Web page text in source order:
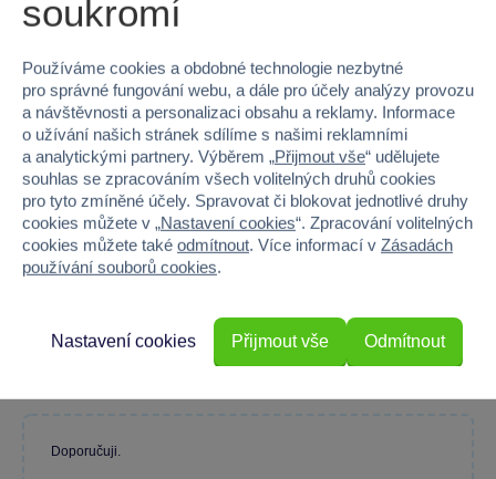
Máte zkušenost s tímto zbožím?
Napište recenzi a pomozte ostatním s výběrem.
07. 12. 2024
Ověřená recenze SPARKYS
Ano, výborná hra pro kluky a chlapy.
Doporučuji.
soukromí
Používáme cookies a obdobné technologie nezbytné
pro správné fungování webu, a dále pro účely analýzy provozu
a návštěvnosti a personalizaci obsahu a reklamy. Informace
o užívání našich stránek sdílíme s našimi reklamními
a analytickými partnery. Výběrem „Přijmout vše“ udělujete
souhlas se zpracováním všech volitelných druhů cookies
pro tyto zmíněné účely. Spravovat či blokovat jednotlivé druhy
cookies můžete v „Nastavení cookies“. Zpracování volitelných
cookies můžete také odmítnout. Více informací v Zásadách
používání souborů cookies.
Odmítnout
Nastavení cookies Přijmout vše